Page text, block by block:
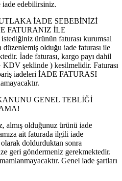
edebilirsiniz.
İADE SEBEBİNİZİ
FATURANIZ İLE
ürünün faturası kurumsal
olduğu iade faturası ile
İade faturası, kargo payı dahil
şeklinde ) kesilmelidir. Faturası
iadeleri İADE FATURASI
GENEL TEBLİĞİ
almış olduğunuz ürünü iade
ait faturada ilgili iade
doldurduktan sonra
geri göndermeniz gerekmektedir.
Genel iade şartları